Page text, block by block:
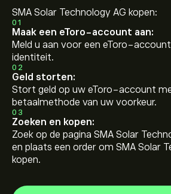
SMA Solar Technology AG kopen:
01
Maak een eToro-account aan:
Meld u aan voor een eToro-
identiteit.
02
Geld storten:
Stort geld op uw eToro-account
betaalmethode van uw voorkeur.
03
Zoeken en kopen:
Zoek op de pagina SMA Solar
en plaats een order om SMA Solar
kopen.